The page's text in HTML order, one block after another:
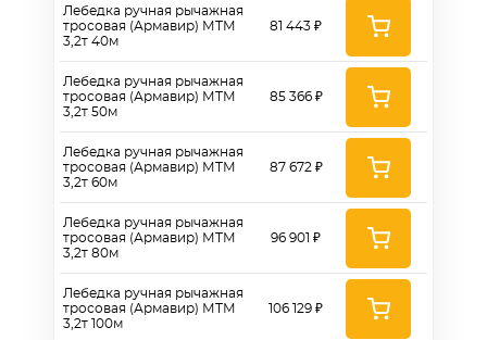
Лебедка ручная рычажная
тросовая (Армавир) МТМ
3,2т 40м
Лебедка ручная рычажная
тросовая (Армавир) МТМ
3,2т 50м
Лебедка ручная рычажная
тросовая (Армавир) МТМ
3,2т 60м
Лебедка ручная рычажная
тросовая (Армавир) МТМ
3,2т 80м
Лебедка ручная рычажная
тросовая (Армавир) МТМ
3,2т 100м
81 443 ₽
85 366 ₽
87 672 ₽
96 901 ₽
106 129 ₽